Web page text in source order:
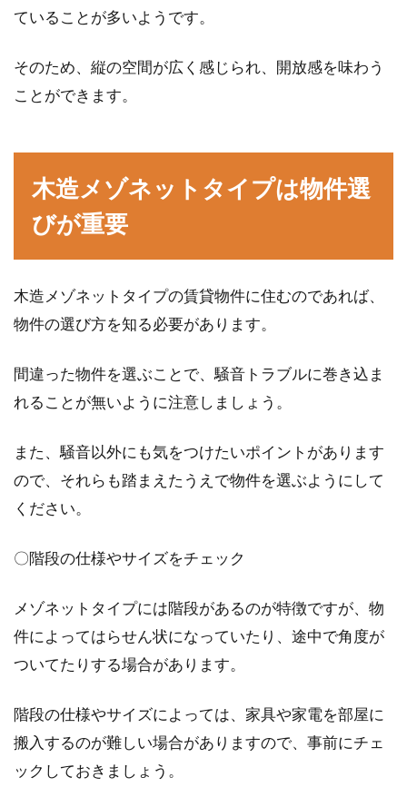
ていることが多いようです。
そのため、縦の空間が広く感じられ、開放感を味わう
ことができます。
木造メゾネットタイプは物件選
びが重要
木造メゾネットタイプの賃貸物件に住むのであれば、
物件の選び方を知る必要があります。
間違った物件を選ぶことで、騒音トラブルに巻き込ま
れることが無いように注意しましょう。
また、騒音以外にも気をつけたいポイントがあります
ので、それらも踏まえたうえで物件を選ぶようにして
ください。
〇階段の仕様やサイズをチェック
メゾネットタイプには階段があるのが特徴ですが、物
件によってはらせん状になっていたり、途中で角度が
ついてたりする場合があります。
階段の仕様やサイズによっては、家具や家電を部屋に
搬入するのが難しい場合がありますので、事前にチェ
ックしておきましょう。